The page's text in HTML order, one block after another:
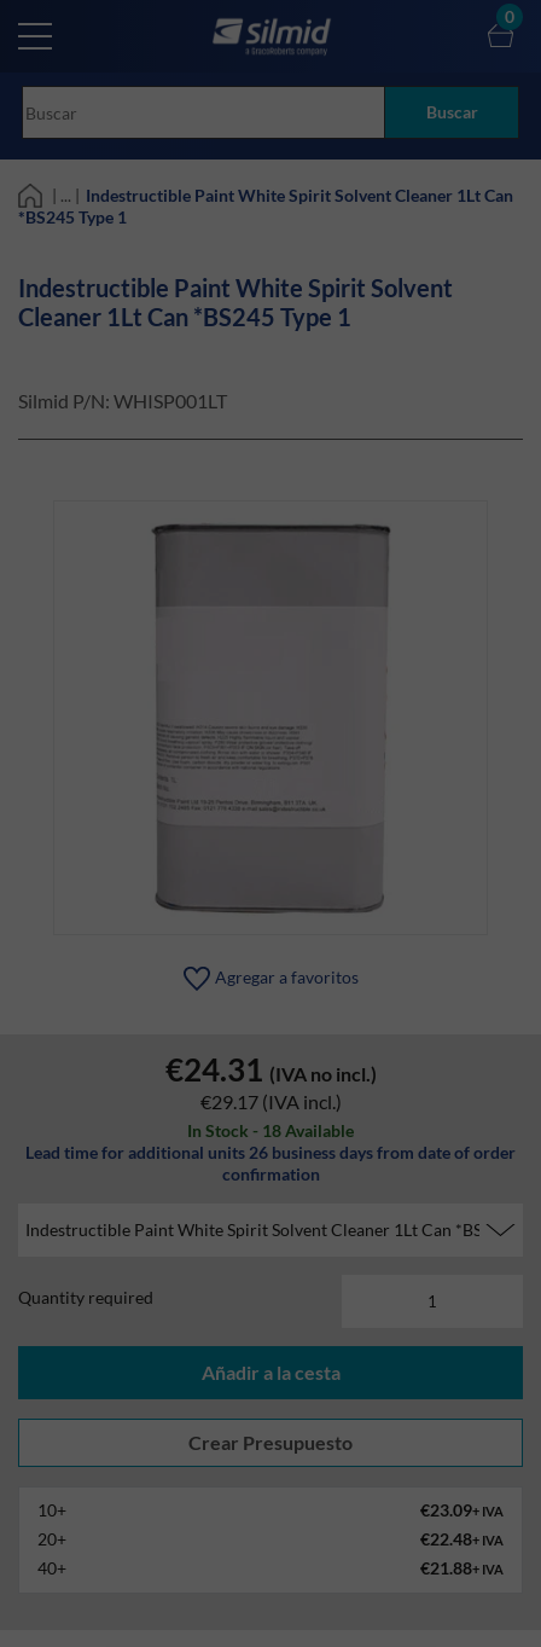
main
Buscar
0
| ... | Indestructible Paint White Spirit Solvent Cleaner 1Lt Can
*BS245 Type 1
Indestructible Paint White Spirit Solvent
Cleaner 1Lt Can *BS245 Type 1
Silmid P/N: WHISP001LT
Agregar a favoritos
€24.31 (IVA no incl.)
€29.17 (IVA incl.)
In Stock - 18 Available
Lead time for additional units 26 business days from date of order
confirmation
Quantity required
10+ €23.09+ IVA
20+ €22.48+ IVA
40+ €21.88+ IVA